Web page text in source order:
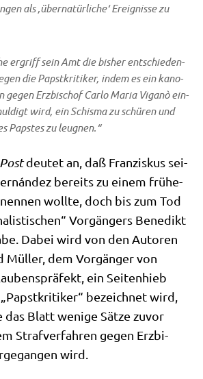
als ‚über­na­tür­li­che‘ Ereig­nis­se zu
ergriff sein Amt die bis­her ent­schie­den­
die Papst­kri­ti­ker, indem es ein kano­
gegen Erz­bi­schof Car­lo Maria Viganò ein­
wird, ein Schis­ma zu schü­ren und
Pap­stes zu leugnen.“
deu­tet an, daß Fran­zis­kus sei­
bereits zu einem frü­he­
woll­te, doch bis zum Tod
Vor­gän­gers Bene­dikt
Dabei wird von den Autoren
Mül­ler, dem Vor­gän­ger von
ein Sei­ten­hieb
bezeich­net wird,
das Blatt weni­ge Sät­ze zuvor
Straf­ver­fah­ren gegen Erz­bi­
wird.